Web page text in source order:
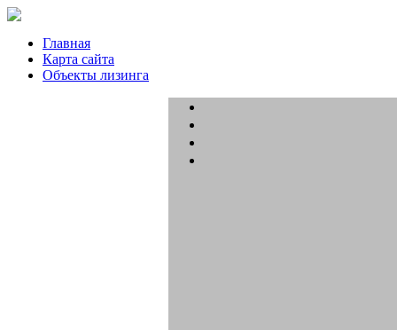
Главная
Карта сайта
Объекты лизинга